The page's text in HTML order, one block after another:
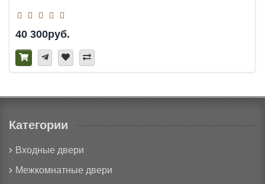
40 300руб.
Категории
Входные двери
Межкомнатные двери